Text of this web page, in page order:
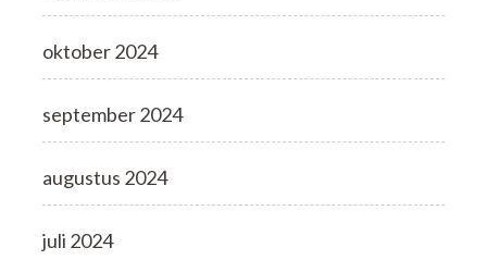
oktober 2024
september 2024
augustus 2024
juli 2024